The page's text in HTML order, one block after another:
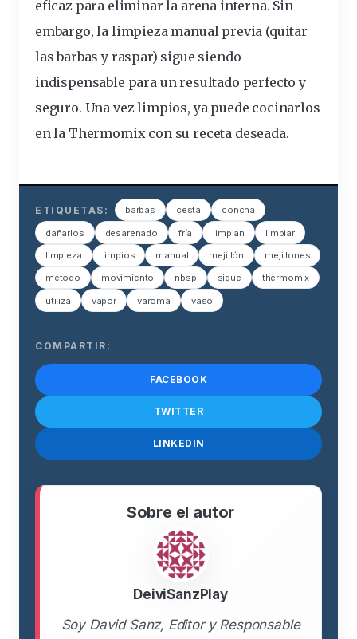
eficaz para eliminar la arena interna. Sin
embargo, la limpieza manual previa (quitar
las barbas y raspar) sigue siendo
indispensable para un resultado perfecto y
seguro. Una vez limpios, ya puede cocinarlos
en la Thermomix con su receta deseada.
ETIQUETAS: barbas cesta concha
dañarlos desarenado fría limpian limpiar
limpieza limpios manual mejillón mejillones
método movimiento nbsp sigue thermomix
utiliza vapor varoma vaso
COMPARTIR:
FACEBOOK
TWITTER
LINKEDIN
Sobre el autor
DeiviSanzPlay
Soy David Sanz, Editor y Responsable